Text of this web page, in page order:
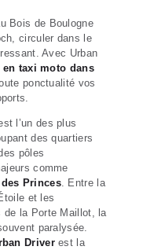
Bois de Boulogne
circuler dans le
Avec Urban
en taxi moto dans
ponctualité vos
l’un des plus
des quartiers
pôles
comme
des Princes. Entre la
et les
de la Porte Maillot, la
paralysée.
Driverest la